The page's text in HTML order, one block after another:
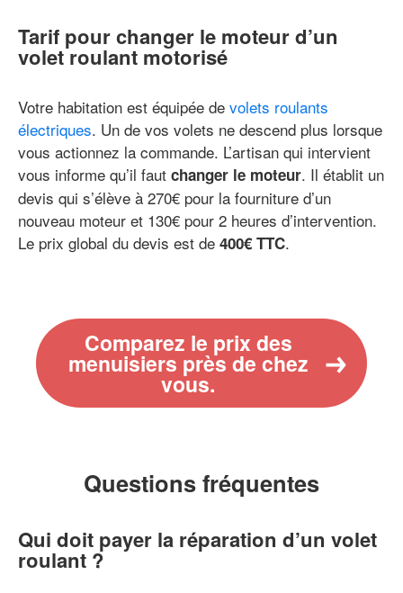
Tarif pour changer le moteur d’un
volet roulant motorisé
Votre habitation est équipée de volets roulants
électriques. Un de vos volets ne descend plus lorsque
vous actionnez la commande. L’artisan qui intervient
vous informe qu’il faut changer le moteur. Il établit un
devis qui s’élève à 270€ pour la fourniture d’un
nouveau moteur et 130€ pour 2 heures d’intervention.
Le prix global du devis est de 400€ TTC.
Comparez le prix des
menuisiers près de chez
vous.
Questions fréquentes
Qui doit payer la réparation d’un volet
roulant ?